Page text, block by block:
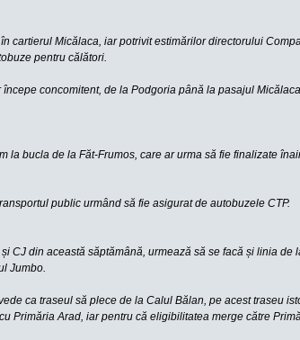
Micălaca, iar potrivit estimărilor directorului
pentru călători.
concomitent, de la Podgoria până la pasajul
bucla de la Făt-Frumos, care ar urma să fie finalizate
public urmând să fie asigurat de autobuzele CTP.
din această săptămână, urmează să se facă și linia
Jumbo.
ca traseul să plece de la Calul Bălan, pe acest traseu
Primăria Arad, iar pentru că eligibilitatea merge către